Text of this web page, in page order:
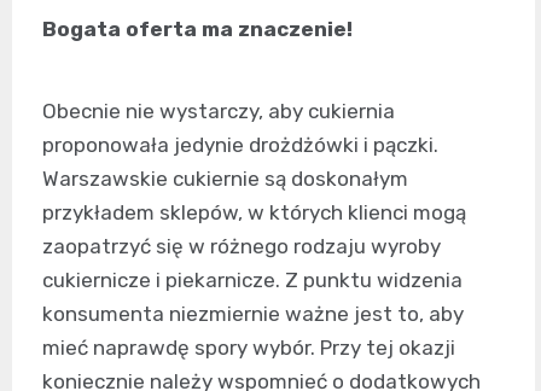
Bogata oferta ma znaczenie!
Obecnie nie wystarczy, aby cukiernia
proponowała jedynie drożdżówki i pączki.
Warszawskie cukiernie są doskonałym
przykładem sklepów, w których klienci mogą
zaopatrzyć się w różnego rodzaju wyroby
cukiernicze i piekarnicze. Z punktu widzenia
konsumenta niezmiernie ważne jest to, aby
mieć naprawdę spory wybór. Przy tej okazji
koniecznie należy wspomnieć o dodatkowych